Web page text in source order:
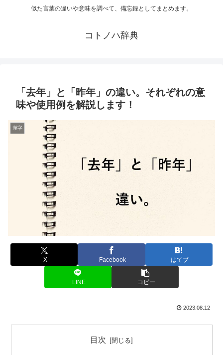
似た言葉の違いや意味を調べて、備忘録としてまとめます。
コトノハ辞典
「去年」と「昨年」の違い。それぞれの意
味や使用例を解説します！
漢字
X Facebook はてブ
LINE コピー
2023.08.12
目次